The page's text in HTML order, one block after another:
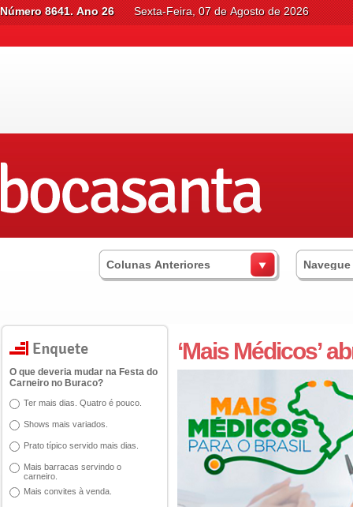
Número 8641. Ano 26 Sexta-Feira, 07 de Agosto de 2026
Colunas Anteriores
O que deveria mudar na Festa do
Carneiro no Buraco?
Ter mais dias. Quatro é pouco.
Shows mais variados.
Prato típico servido mais dias.
Mais barracas servindo o
carneiro.
Mais convites à venda.
‘Mais Médicos’